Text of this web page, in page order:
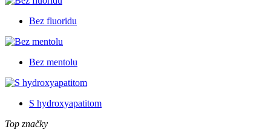
Bez fluoridu
Bez mentolu
S hydroxyapatitom
Top značky